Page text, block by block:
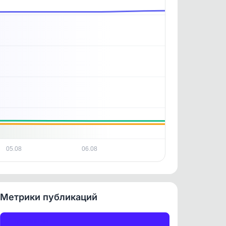
05.08 06.08
Метрики публикаций